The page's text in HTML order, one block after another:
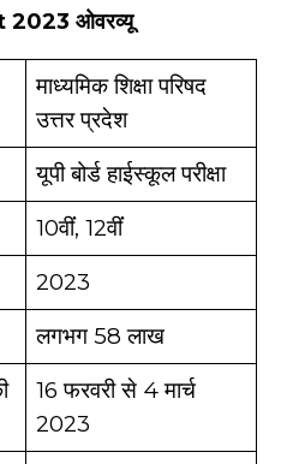
2023 ओवरव्यू
माध्यमिक शिक्षा परिषद
उत्तर प्रदेश
यूपी बोर्ड हाईस्कूल परीक्षा
10वींं, 12वींं
2023
लगभग 58 लाख
16 फरवरी से 4 मार्च
2023